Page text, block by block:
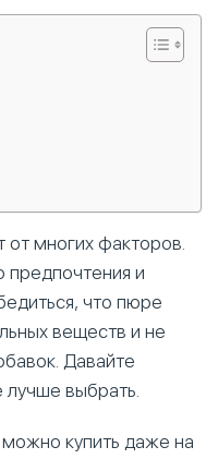
от многих факторов.
предпочтения и
что пюре
веществ и не
Давайте
выбрать.
купить даже на